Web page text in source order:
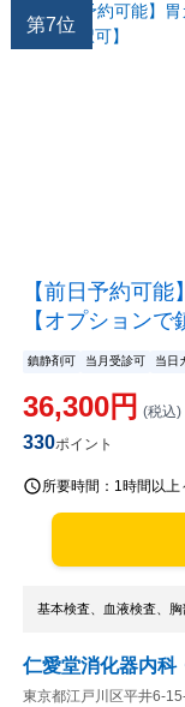
第7位
【前日予約可
【オプションで
鎮静剤可 当月受診可 当日
36,300円 (税込)
330ポイント
所要時間： 1時間以上
基本検査、血液検査、
仁愛堂消化器内科
東京都江戸川区平井6-